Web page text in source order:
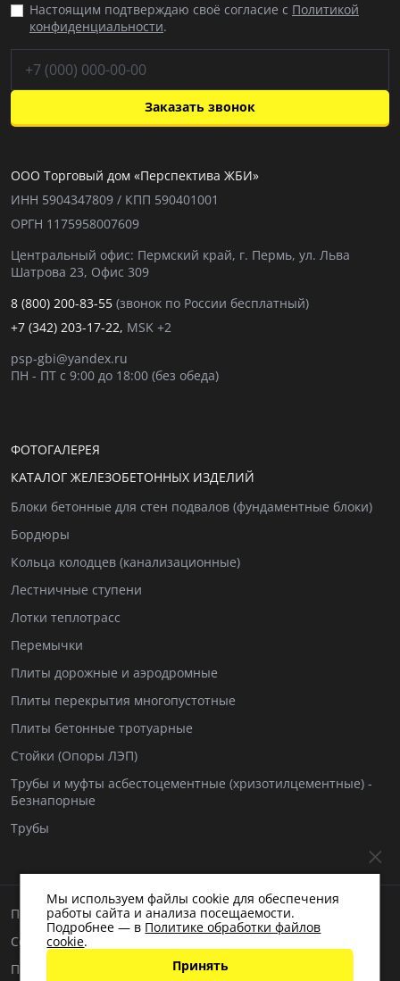
Настоящим подтверждаю своё согласие с Политикой
конфиденциальности.
Заказать звонок
ООО Торговый дом «Перспектива ЖБИ»
ИНН 5904347809 / КПП 590401001
ОРГН 1175958007609
Центральный офис: Пермский край, г. Пермь, ул. Льва
Шатрова 23, Офис 309
8 (800) 200-83-55 (звонок по России бесплатный)
+7 (342) 203-17-22, MSK +2
psp-gbi@yandex.ru
ПН - ПТ с 9:00 до 18:00 (без обеда)
ФОТОГАЛЕРЕЯ
КАТАЛОГ ЖЕЛЕЗОБЕТОННЫХ ИЗДЕЛИЙ
Блоки бетонные для стен подвалов (фундаментные блоки)
Бордюры
Кольца колодцев (канализационные)
Лестничные ступени
Лотки теплотрасс
Перемычки
Плиты дорожные и аэродромные
Плиты перекрытия многопустотные
Плиты бетонные тротуарные
Стойки (Опоры ЛЭП)
Трубы и муфты асбестоцементные (хризотилцементные) -
Безнапорные
Трубы
Пользовательское соглашение
Согласие на обработку персональных данных
Политика обработки персональных данных
Мы используем файлы cookie для обеспечения
работы сайта и анализа посещаемости.
Подробнее — в Политике обработки файлов
cookie.
Принять